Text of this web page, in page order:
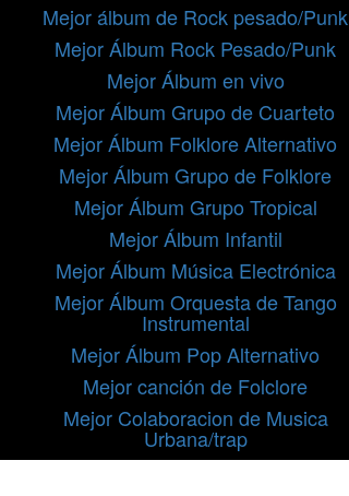
Mejor álbum de Rock pesado/Punk
Mejor Álbum Rock Pesado/Punk
Mejor Álbum en vivo
Mejor Álbum Grupo de Cuarteto
Mejor Álbum Folklore Alternativo
Mejor Álbum Grupo de Folklore
Mejor Álbum Grupo Tropical
Mejor Álbum Infantil
Mejor Álbum Música Electrónica
Mejor Álbum Orquesta de Tango
Instrumental
Mejor Álbum Pop Alternativo
Mejor canción de Folclore
Mejor Colaboracion de Musica
Urbana/trap